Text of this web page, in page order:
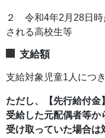
２ 令和4年2月28日時
される高校生等
支給額
支給対象児童1人につ
ただし、【先行給付
受給した元配偶者等
受け取っていた場合は